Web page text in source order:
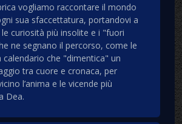
vogliamo raccontare il mondo
sua sfaccettatura, portandovi a
curiosità più insolite e i "fuori
ne segnano il percorso, come le
calendario che "dimentica" un
tra cuore e cronaca, per
l’anima e le vicende più
Dea.